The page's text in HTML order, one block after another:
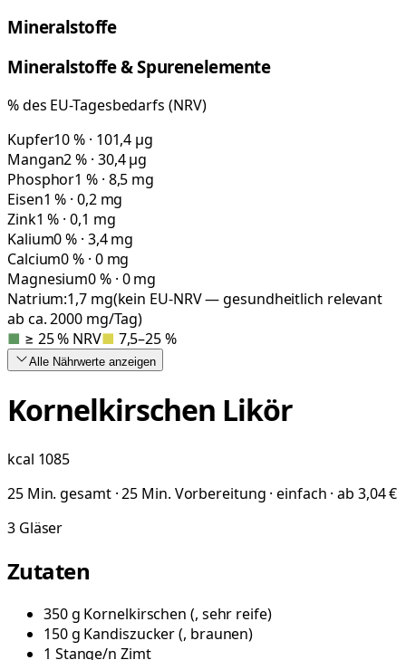
Mineralstoffe
Mineralstoffe & Spurenelemente
% des EU-Tagesbedarfs (NRV)
Kupfer10 % · 101,4 µg
Mangan2 % · 30,4 µg
Phosphor1 % · 8,5 mg
Eisen1 % · 0,2 mg
Zink1 % · 0,1 mg
Kalium0 % · 3,4 mg
Calcium0 % · 0 mg
Magnesium0 % · 0 mg
Natrium:1,7mg(kein EU-NRV — gesundheitlich relevant
ab ca. 2000 mg/Tag)
■ ≥ 25 % NRV■ 7,5–25 %
Alle Nährwerte anzeigen
Kornelkirschen Likör
kcal 1085
25 Min. gesamt · 25 Min. Vorbereitung · einfach · ab 3,04 €
3 Gläser
Zutaten
350g Kornelkirschen (, sehr reife)
150g Kandiszucker(, braunen)
1 Stange/n Zimt